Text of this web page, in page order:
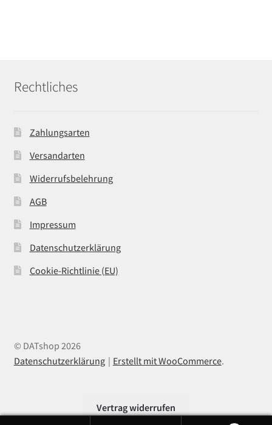
Rechtliches
Zahlungsarten
Versandarten
Widerrufsbelehrung
AGB
Impressum
Datenschutzerklärung
Cookie-Richtlinie (EU)
© DATshop 2026
Datenschutzerklärung
Erstellt mit WooCommerce.
Vertrag widerrufen